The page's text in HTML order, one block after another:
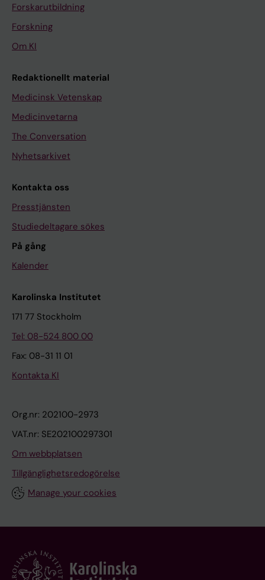
Forskarutbildning
Forskning
Om KI
Redaktionellt material
Medicinsk Vetenskap
Medicinvetarna
The Conversation
Nyhetsarkivet
Kontakta oss
Presstjänsten
Studiedeltagare sökes
På gång
Kalender
Karolinska Institutet
171 77 Stockholm
Tel: 08-524 800 00
Fax: 08-31 11 01
Kontakta KI
Org.nr: 202100-2973
VAT.nr: SE202100297301
Om webbplatsen
Tillgänglighetsredogörelse
Manage your cookies